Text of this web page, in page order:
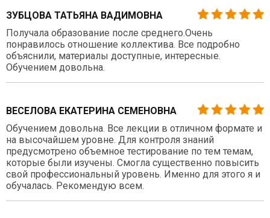
ЗУБЦОВА ТАТЬЯНА ВАДИМОВНА
Получала образование после среднего.Очень
понравилось отношение коллектива. Все подробно
объяснили, материалы доступные, интересные.
Обучением довольна.
ВЕСЕЛОВА ЕКАТЕРИНА СЕМЕНОВНА
Обучением довольна. Все лекции в отличном формате и
на высочайшем уровне. Для контроля знаний
предусмотрено объемное тестирование по тем темам,
которые были изучены. Смогла существенно повысить
свой профессиональный уровень. Именно для этого я и
обучалась. Рекомендую всем.